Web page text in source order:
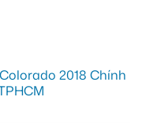
2018 Chính